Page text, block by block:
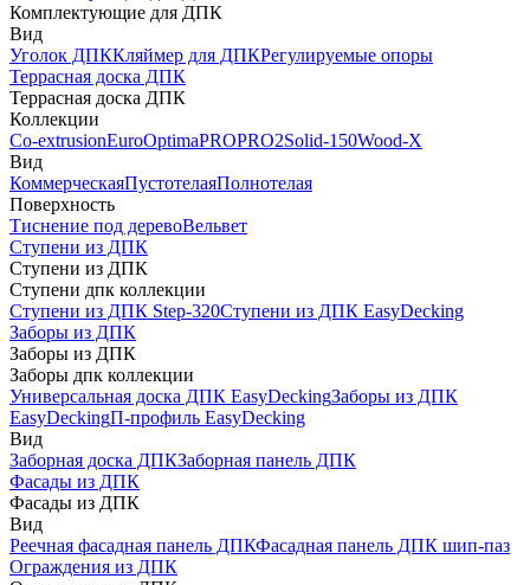
Комплектующие для ДПК
Вид
Уголок ДПККляймер для ДПКРегулируемые опоры
Террасная доска ДПК
Террасная доска ДПК
Коллекции
Co-extrusionEuroOptimaPROPRO2Solid-150Wood-X
Вид
КоммерческаяПустотелаяПолнотелая
Поверхность
Тиснение под деревоВельвет
Ступени из ДПК
Ступени из ДПК
Ступени дпк коллекции
Ступени из ДПК Step-320Ступени из ДПК EasyDecking
Заборы из ДПК
Заборы из ДПК
Заборы дпк коллекции
Универсальная доска ДПК EasyDeckingЗаборы из ДПК
EasyDeckingП-профиль EasyDecking
Вид
Заборная доска ДПКЗаборная панель ДПК
Фасады из ДПК
Фасады из ДПК
Вид
Реечная фасадная панель ДПКФасадная панель ДПК шип-паз
Ограждения из ДПК